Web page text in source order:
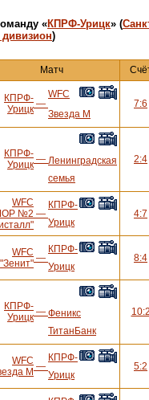
«КПРФ-Урицк» (
)
Матч
КПРФ-
Урицк —
WFC
Звезда М
7:6
КПРФ-
Урицк — Ленинградская
семья
2:4
WFC
№2 —
КПРФ-
Урицк
4:7
WFC
"Зенит" —
КПРФ-
Урицк
8:4
КПРФ-
Урицк — Феникс
ТитанБанк
10:2
WFC
М —
КПРФ-
Урицк
5:2